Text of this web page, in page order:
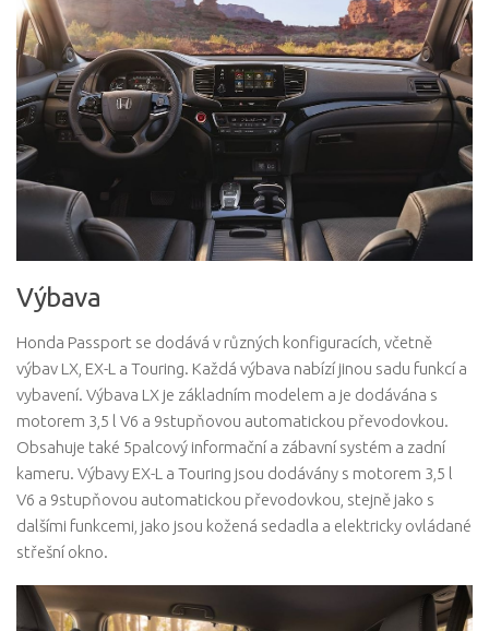
Výbava
Honda Passport se dodává v různých konfiguracích, včetně
výbav LX, EX-L a Touring. Každá výbava nabízí jinou sadu funkcí a
vybavení. Výbava LX je základním modelem a je dodávána s
motorem 3,5 l V6 a 9stupňovou automatickou převodovkou.
Obsahuje také 5palcový informační a zábavní systém a zadní
kameru. Výbavy EX-L a Touring jsou dodávány s motorem 3,5 l
V6 a 9stupňovou automatickou převodovkou, stejně jako s
dalšími funkcemi, jako jsou kožená sedadla a elektricky ovládané
střešní okno.